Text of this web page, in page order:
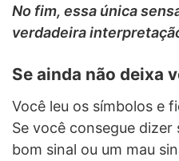
No fim, essa única
verdadeira
Se ainda não deixa
Você leu os símbolos e
Se você consegue dizer
bom sinal ou um mau